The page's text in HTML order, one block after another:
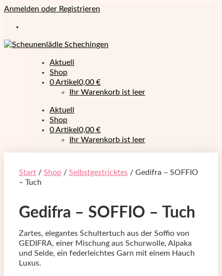
Anmelden oder Registrieren
Aktuell
Shop
0 Artikel 0,00 €
Ihr Warenkorb ist leer
Aktuell
Shop
0 Artikel 0,00 €
Ihr Warenkorb ist leer
Start / Shop / Selbstgestricktes / Gedifra – SOFFIO
– Tuch
Gedifra – SOFFIO – Tuch
Zartes, elegantes Schultertuch aus der Soffio von
GEDIFRA, einer Mischung aus Schurwolle, Alpaka
und Seide, ein federleichtes Garn mit einem Hauch
Luxus.